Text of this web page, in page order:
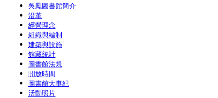
吳鳳圖書館簡介
沿革
經營理念
組織與編制
建築與設施
館藏統計
圖書館法規
開放時間
圖書館大事紀
活動照片